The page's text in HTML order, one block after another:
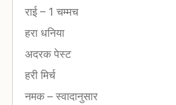
राई– 1 चम्मच
हरा धनिया
अदरक पेस्ट
हरी मिर्च
नमक–स्वादानुसार